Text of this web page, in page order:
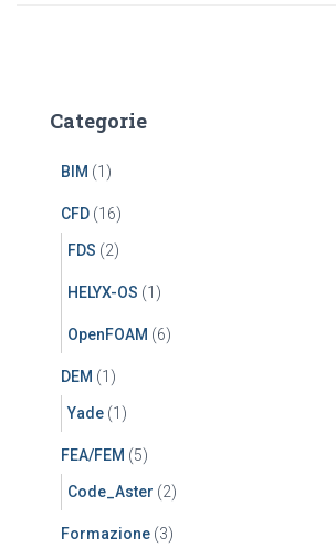
Categorie
BIM (1)
CFD (16)
FDS (2)
HELYX-OS (1)
OpenFOAM (6)
DEM (1)
Yade (1)
FEA/FEM (5)
Code_Aster (2)
Formazione (3)